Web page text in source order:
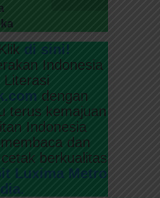
Klik di sini!
Indonesia
Literasi
dengan
terus kemajuan
Indonesia
dan
berkualitas
Luxima Metro
.